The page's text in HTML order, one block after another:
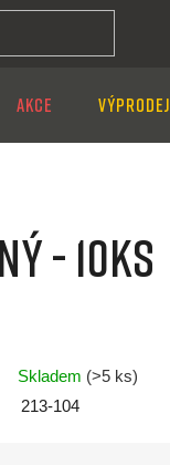
AKCE VÝPRODEJ
- 10ks
Skladem (>5 ks)
213-104